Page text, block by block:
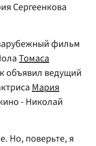
Сергеенкова
фильм
Томаса
объявил ведущий
Мария
- Николай
Но, поверьте, я